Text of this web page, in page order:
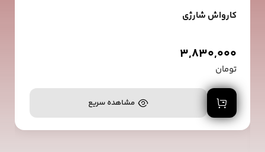
کارواش شارژی
3,830,000
تومان
افزودن به سبد خرید مشاهده سریع